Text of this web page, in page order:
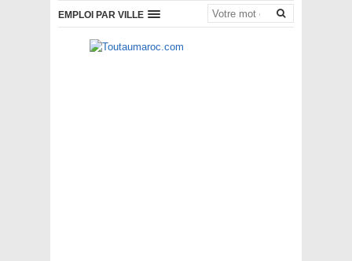
EMPLOI PAR VILLE